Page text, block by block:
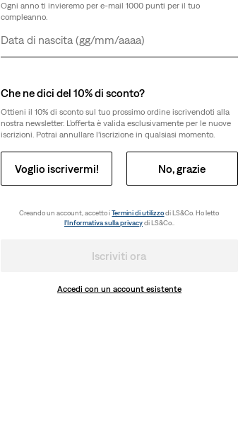
Ogni anno ti invieremo per e-mail 1000 punti per il tuo
compleanno.
Giorno
Mese
Anno
Che ne dici del 10% di sconto?
Ottieni il 10% di sconto sul tuo prossimo ordine iscrivendoti alla
nostra newsletter. L’offerta è valida esclusivamente per le nuove
iscrizioni. Potrai annullare l’iscrizione in qualsiasi momento.
Voglio iscrivermi! No, grazie
Creando un account, accetto iTermini di utilizzodi LS&Co. Ho letto
l’Informativa sulla privacydi LS&Co..
Iscriviti ora
Accedi con un account esistente